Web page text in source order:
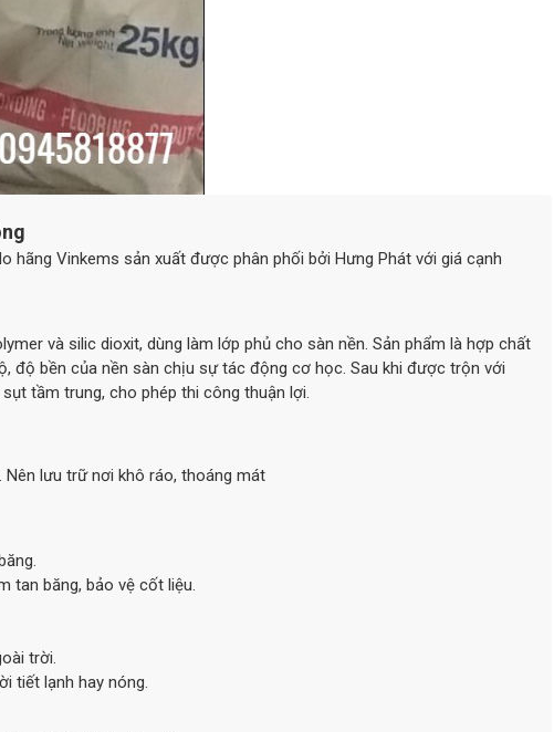
hãng Vinkems sản xuất được phân phối bởi Hưng Phát với giá cạnh
và silic dioxit, dùng làm lớp phủ cho sàn nền. Sản phẩm là hợp chất
độ bền của nền sàn chịu sự tác động cơ học. Sau khi được trộn với
tầm trung, cho phép thi công thuận lợi.
lưu trữ nơi khô ráo, thoáng mát
tan băng, bảo vệ cốt liệu.
trời.
tiết lạnh hay nóng.